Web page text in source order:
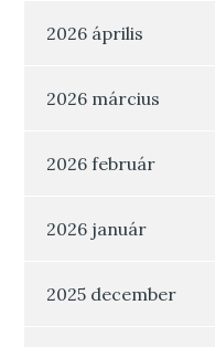
2026 április
2026 március
2026 február
2026 január
2025 december